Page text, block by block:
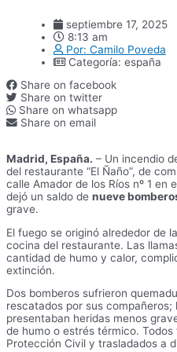
septiembre 17, 2025
8:13 am
Por: Camilo Poveda
Categoría: españa
Share on facebook
Share on twitter
Share on whatsapp
Share on email
Madrid, España. – Un incendio
del restaurante “El Ñaño”, de
calle Amador de los Ríos nº 1 en
dejó un saldo de nueve
grave.
El fuego se originó alrededor de
cocina del restaurante. Las
cantidad de humo y calor,
extinción.
Dos bomberos sufrieron
rescatados por sus
presentaban heridas menos
de humo o estrés térmico.
Protección Civil y trasladados a